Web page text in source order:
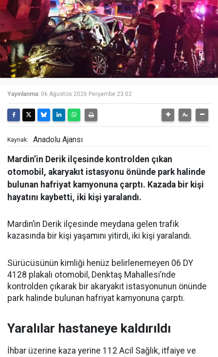
Yayınlanma: 06 Ağustos 2026 Perşembe 23:02
Kaynak: Anadolu Ajansı
Mardin’in Derik ilçesinde kontrolden çıkan
otomobil, akaryakıt istasyonu önünde park halinde
bulunan hafriyat kamyonuna çarptı. Kazada bir kişi
hayatını kaybetti, iki kişi yaralandı.
Mardin’in Derik ilçesinde meydana gelen trafik
kazasında bir kişi yaşamını yitirdi, iki kişi yaralandı.
Sürücüsünün kimliği henüz belirlenemeyen 06 DY
4128 plakalı otomobil, Denktaş Mahallesi’nde
kontrolden çıkarak bir akaryakıt istasyonunun önünde
park halinde bulunan hafriyat kamyonuna çarptı.
Yaralılar hastaneye kaldırıldı
İhbar üzerine kaza yerine 112 Acil Sağlık, itfaiye ve